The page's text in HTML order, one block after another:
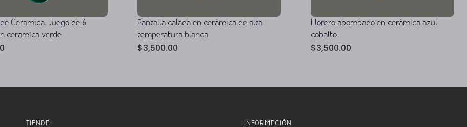
Ceramica. Juego de 6
ceramica verde
Pantalla calada en cerámica de alta
temperatura blanca
$3,500.00
Florero abombado en cerámica azul
cobalto
$3,500.00
TIENDA INFORMACIÓN